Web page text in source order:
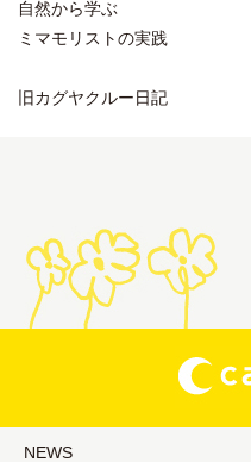
自然から学ぶ
ミマモリストの実践
旧カグヤクルー日記
NEWS